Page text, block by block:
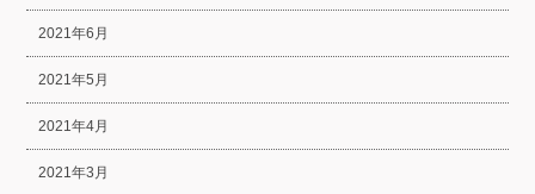
2021年6月
2021年5月
2021年4月
2021年3月